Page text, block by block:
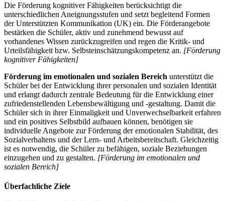
Die Förderung kognitiver Fähigkeiten berücksichtigt die
unterschiedlichen Aneignungsstufen und setzt begleitend Formen
der Unterstützten Kommunikation (UK) ein. Die Förderangebote
bestärken die Schüler, aktiv und zunehmend bewusst auf
vorhandenes Wissen zurückzugreifen und regen die Kritik- und
Urteilsfähigkeit bzw. Selbsteinschätzungskompetenz an. [Förderung
kognitiver Fähigkeiten]
Förderung im emotionalen und sozialen Bereich unterstützt die
Schüler bei der Entwicklung ihrer personalen und sozialen Identität
und erlangt dadurch zentrale Bedeutung für die Entwicklung einer
zufriedenstellenden Lebensbewältigung und -gestaltung. Damit die
Schüler sich in ihrer Einmaligkeit und Unverwechselbarkeit erfahren
und ein positives Selbstbild aufbauen können, benötigen sie
individuelle Angebote zur Förderung der emotionalen Stabilität, des
Sozialverhaltens und der Lern- und Arbeitsbereitschaft. Gleichzeitig
ist es notwendig, die Schüler zu befähigen, soziale Beziehungen
einzugehen und zu gestalten. [Förderung im emotionalen und
sozialen Bereich]
Überfachliche Ziele